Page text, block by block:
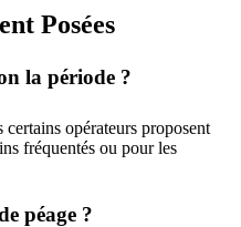
Posées
la période ?
opérateurs proposent
fréquentés ou pour les
péage ?